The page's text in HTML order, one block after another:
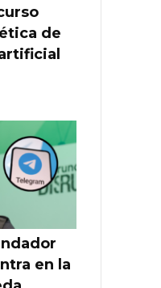
de
en la